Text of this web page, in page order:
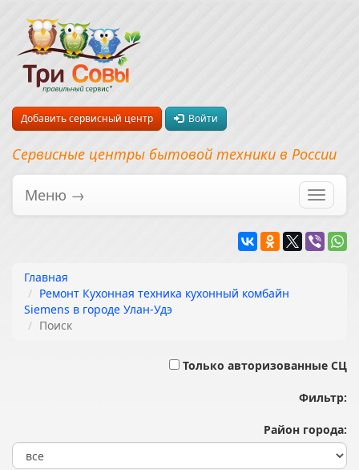
Добавить сервисный центр Войти
Сервисные центры бытовой техники в России
Меню →
Главная
Ремонт Кухонная техника кухонный комбайн
Siemens в городе Улан-Удэ
Поиск
Только авторизованные СЦ
Фильтр:
Район города: